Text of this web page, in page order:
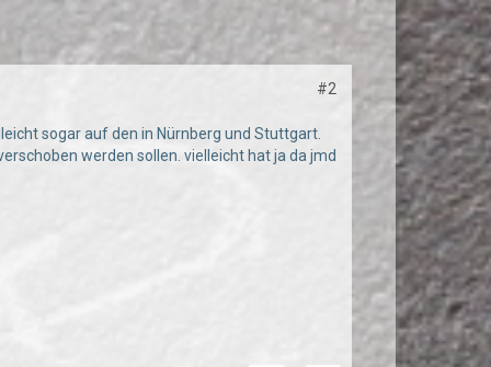
#2
sogar auf den in Nürnberg und Stuttgart.
werden sollen. vielleicht hat ja da jmd